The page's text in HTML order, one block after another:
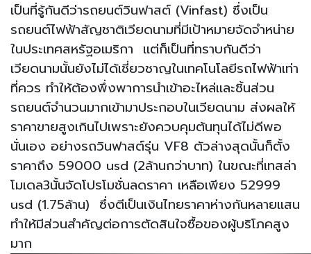
เป็นที่รู้กันดีว่ารถยนต์วินฟาสต์ (Vinfast) ซึ่งเป็น
รถยนต์ไฟฟ้าสัญชาติเวียดนามที่มีเป้าหมายจัดจำหน่าย
ในประเทศสหรัฐอเมริกา แต่ก็เป็นที่ทราบกันดีว่า
เวียดนามนั้นยังไม่ได้เชี่ยวชาญในเทคโนโลยีรถไฟฟ้าเท่า
ที่ควร ทำให้ต้องพึ่งพาการนำเข้าอะไหล่และชิ้นส่วน
รถยนต์จำนวนมากเข้ามาประกอบในเวียดนาม ส่งผลให้
ราคาขายสูงเกินไปเพราะยังควบคุมต้นทุนได้ไม่ดีพอ
นั่นเอง อย่างรถวินฟาสต์รุ่น VF8 ตัวล่างสุดนั้นก็ตั้ง
ราคาถึง 59000 usd (2ล้านกว่าบาท) ในขณะที่เทสล่า
โมเดล3นั้นจัดโปรโมชั่นลดราคา เหลือเพียง 52999
usd (1.75ล้าน) ซึ่งตีเป็นเงินไทยราคาห่างกันหลายแสน
ทำให้มีส่วนสำคัญต่อการตัดสินใจซื้อของผู้บริโภคสูง
มาก